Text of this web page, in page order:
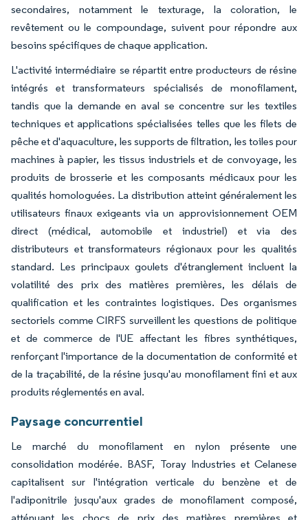
secondaires, notamment le texturage, la coloration, le
revêtement ou le compoundage, suivent pour répondre aux
besoins spécifiques de chaque application.
L'activité intermédiaire se répartit entre producteurs de résine
intégrés et transformateurs spécialisés de monofilament,
tandis que la demande en aval se concentre sur les textiles
techniques et applications spécialisées telles que les filets de
pêche et d'aquaculture, les supports de filtration, les toiles pour
machines à papier, les tissus industriels et de convoyage, les
produits de brosserie et les composants médicaux pour les
qualités homologuées. La distribution atteint généralement les
utilisateurs finaux exigeants via un approvisionnement OEM
direct (médical, automobile et industriel) et via des
distributeurs et transformateurs régionaux pour les qualités
standard. Les principaux goulets d'étranglement incluent la
volatilité des prix des matières premières, les délais de
qualification et les contraintes logistiques. Des organismes
sectoriels comme CIRFS surveillent les questions de politique
et de commerce de l'UE affectant les fibres synthétiques,
renforçant l'importance de la documentation de conformité et
de la traçabilité, de la résine jusqu'au monofilament fini et aux
produits réglementés en aval.
Paysage concurrentiel
Le marché du monofilament en nylon présente une
consolidation modérée. BASF, Toray Industries et Celanese
capitalisent sur l'intégration verticale du benzène et de
l'adiponitrile jusqu'aux grades de monofilament composé,